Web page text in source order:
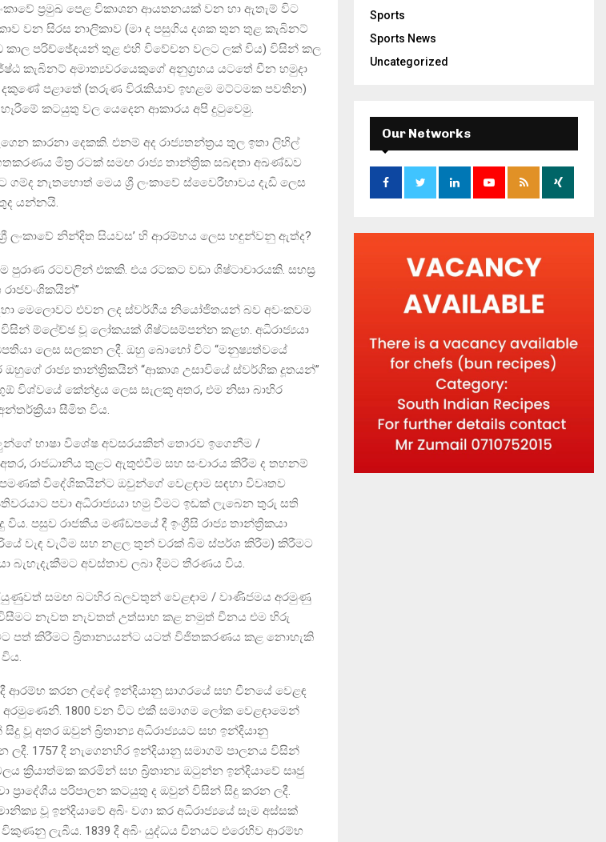
ප්‍රමුඛ පෙළ විකාශන ආයතනයක් වන හා ඇතැම් විට
වන සිරස නාලිකාව (මා ද පසුගිය දශක තුන තුළ කැබිනට්
කාල පරිච්ඡේදයන් තුළ එහි විවේචන වලට ලක් විය) විසින් කල
කැබිනට් අමාත්‍යවරයෙකුගේ අනුග්‍රහය යටතේ චීන හමුදා
පළාතේ (තරුණ විරැකියාව ඉහළම මට්ටමක පවතින)
කටයුතු වල යෙදෙන ආකාරය අපි දුටුවෙමු.
කාරනා දෙකකි. එනම් අද රාජ්‍යතන්ත්‍රය තුල ඉතා ලිහිල්
මිත්‍ර රටක් සමඟ රාජ්‍ය තාන්ත්‍රික සබඳතා අඛණ්ඩව
නැතහොත් මෙය ශ්‍රී ලංකාවේ ස්වෛරීභාවය දැඩි ලෙස
යන්නයි.
ලංකාවේ නින්දිත සියවස’ හි ආරම්භය ලෙස හඳුන්වනු ඇත්ද?
පුරාණ රටවලින් එකකි. එය රටකට වඩා ශිෂ්ටාචාරයකි. සහස්‍ර
මෙලොවට එවන ලද ස්වර්ගීය නියෝජිතයන් බව අවංකවම
ම්ලේච්ඡ වූ ලෝකයක් ශිෂ්ටසම්පන්න කළහ. අධිරාජ්‍යයා
ලෙස සලකන ලදී. ඔහු බොහෝ විට “මනුෂ්‍යත්වයේ
ඔහුගේ රාජ්‍ය තාන්ත්‍රිකයින් “ආකාශ උසාවියේ ස්වර්ගික දූතයන්”
කේන්ද්‍රය ලෙස සැලකූ අතර, එම නිසා බාහිර
සීමිත විය.
භාෂා විශේෂ අවසරයකින් තොරව ඉගෙනීම /
රාජධානිය තුළට ඇතුළුවීම සහ සංචාරය කිරීම ද තහනම්
විදේශිකයින්ට ඔවුන්ගේ වෙළඳාම සඳහා විවෘතව
පවා අධිරාජ්‍යයා හමු වීමට ඉඩක් ලැබෙන තුරු සති
පසුව රාජකීය මණ්ඩපයේ දී ඉංග්‍රීසි රාජ්‍ය තාන්ත්‍රිකයා
වැඳ වැටීම සහ නළල තුන් වරක් බිම ස්පර්ශ කිරීම) කිරීමට
බැහැදැකීමට අවස්තාව ලබා දීමට තීරණය විය.
දියුණුවත් සමඟ බටහිර බලවතුන් වෙළඳාම / වාණිජමය අරමුණු
නැවත නැවතත් උත්සාහ කළ නමුත් චීනය එම හිරු
පත් කිරීමට බ්‍රිතාන්‍යයන්ට යටත් විජිතකරණය කළ නොහැකි
ආරම්භ කරන ලද්දේ ඉන්දියානු සාගරයේ සහ චීනයේ වෙළඳ
1800 වන විට එකී සමාගම ලෝක වෙළඳාමෙන්
වූ අතර ඔවුන් බ්‍රිතාන්‍ය අධිරාජ්‍යයට සහ ඉන්දියානු
ලදී. 1757 දී නැගෙනහිර ඉන්දියානු සමාගම් පාලනය විසින්
ක්‍රියාත්මක කරමින් සහ බ්‍රිතාන්‍ය ඔටුන්න ඉන්දියාවේ සෘජු
ප්‍රාදේශීය පරිපාලන කටයුතු ද ඔවුන් විසින් සිදු කරන ලදී.
වූ ඉන්දියාවේ අබිං වගා කර අධිරාජ්‍යයේ සෑම අස්සක්
ලැබීය. 1839 දී අබිං යුද්ධය චීනයට එරෙහිව ආරම්භ
Sports
Sports News
Uncategorized
Our Networks